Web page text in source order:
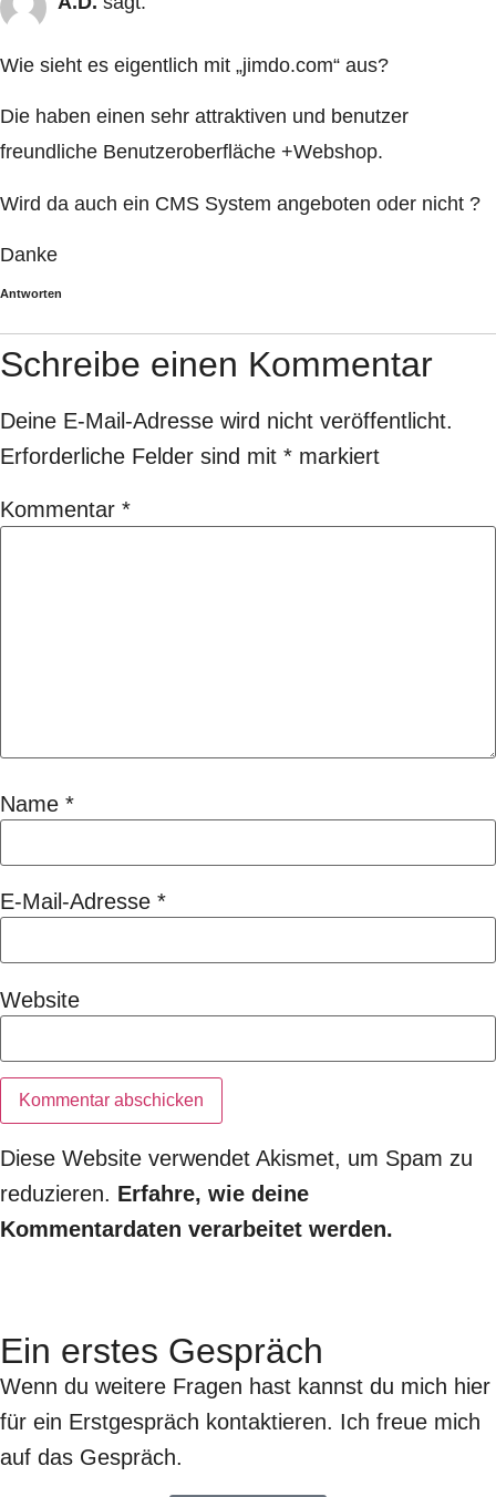
Wie sieht es eigentlich mit „jimdo.com“ aus?
Die haben einen sehr attraktiven und benutzer
freundliche Benutzeroberfläche +Webshop.
Wird da auch ein CMS System angeboten oder nicht ?
Danke
Antworten
Schreibe einen Kommentar
Deine E-Mail-Adresse wird nicht veröffentlicht.
Erforderliche Felder sind mit * markiert
Kommentar *
Name *
E-Mail-Adresse *
Website
Diese Website verwendet Akismet, um Spam zu
reduzieren. Erfahre, wie deine
Kommentardaten verarbeitet werden.
Ein erstes Gespräch
Wenn du weitere Fragen hast kannst du mich hier
für ein Erstgespräch kontaktieren. Ich freue mich
auf das Gespräch.